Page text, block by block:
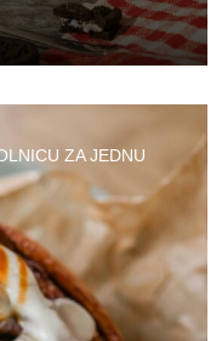
ZA JEDNU